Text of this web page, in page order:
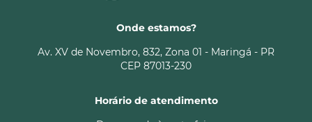
Onde estamos?
Av. XV de Novembro, 832, Zona 01 - Maringá - PR
CEP 87013-230
Horário de atendimento